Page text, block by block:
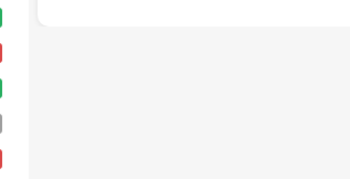
(07.06.2026)